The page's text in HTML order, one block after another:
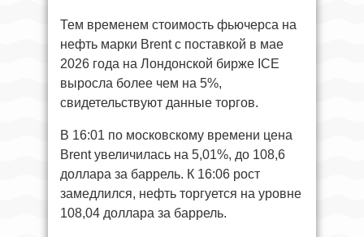
Тем временем стоимость фьючерса на
нефть марки Brent с поставкой в мае
2026 года на Лондонской бирже ICE
выросла более чем на 5%,
свидетельствуют данные торгов.
В 16:01 по московскому времени цена
Brent увеличилась на 5,01%, до 108,6
доллара за баррель. К 16:06 рост
замедлился, нефть торгуется на уровне
108,04 доллара за баррель.